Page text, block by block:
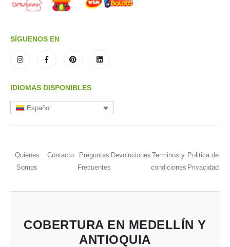
SÍGUENOS EN
IDIOMAS DISPONIBLES
Español
Quienes
Somos
Contacto
Preguntas
Frecuentes
Devoluciones Terminos y
condiciones
Politica de
Privacidad
COBERTURA EN MEDELLÍN Y
ANTIOQUIA